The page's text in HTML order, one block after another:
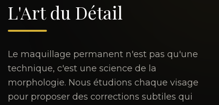
L'Art du Détail
Le maquillage permanent n'est pas qu'une
technique, c'est une science de la
morphologie. Nous étudions chaque visage
pour proposer des corrections subtiles qui